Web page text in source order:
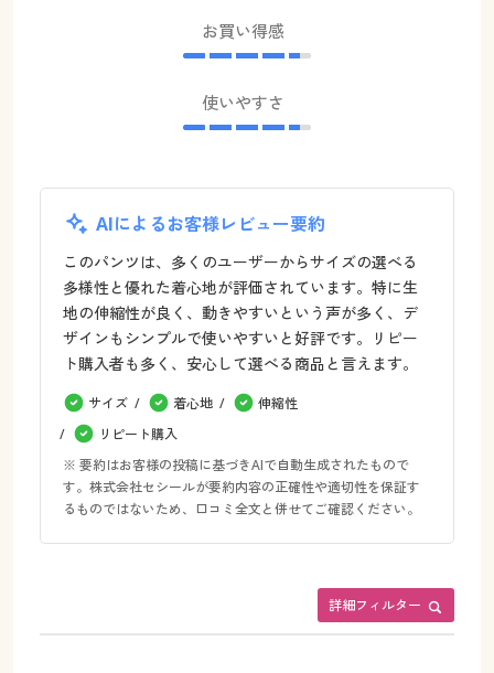
お買い得感
使いやすさ
AIによるお客様レビュー要約
このパンツは、多くのユーザーからサイズの選べる
多様性と優れた着心地が評価されています。特に生
地の伸縮性が良く、動きやすいという声が多く、デ
ザインもシンプルで使いやすいと好評です。リピー
ト購入者も多く、安心して選べる商品と言えます。
サイズ 着心地
伸縮性
リピート購入
※ 要約はお客様の投稿に基づきAIで自動生成されたもので
す。株式会社セシールが要約内容の正確性や適切性を保証す
るものではないため、口コミ全文と併せてご確認ください。
詳細フィルター